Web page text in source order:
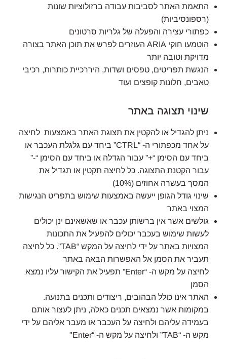
התאמת האתר לסביבות עבודה ברזולוציות שונות
(רספונסיביות)
כפתורי עצירה והפעלה של גלריות סרטונים
הוטמעו חוקי ARIA העוזרים לפרש את תוכן האתר בצורה
מדויקת וטובה יותר
הנגשת תפריטים, טפסים ושדות, היררכיית כותרות, רכיבי
טאבים, חלונות קופצים ועוד
שינוי תצוגה באתר
ניתן להגדיל או להקטין את תצוגת האתר באמצעות לחיצה
על אחד מכפתורי ה- “CTRL” ביחד עם גלגלת העכבר או
ביחד עם הסימן “+” עבור הגדלה או ביחד עם הסימן “-”
עבור הקטנת התצוגה. כל לחיצה תקטין או תגדיל את
המסך בעשרה אחוזים (10%)
שינוי גודל הגופן ייעשה באמצעות שימוש בתפריט הנגישות
המצוי באתר
גולשים אשר אין ברשותן עכבר או שאשאינם ינן יכולים
לעשות שימוש בעכבר יכולים להפעיל את התכונות
המצויות באתר על ידי לחיצה על המקש “TAB”. כל לחיצה
תעביר את הסמן אל האפשרות הבאה באתר
לחיצה על מקש ה- “Enter” תפעיל את הקישור עליו נמצא
הסמן
האתר אינו כולל הבהובים, ריצודים ותכנים בתנועה.
במקומות אשר נמצאים תכנים כאלה, ניתן לעצור אותם
בעמידה עליהם ולחיצה על העכבר או מעבר אליהם על ידי
מקש ה- “TAB” ולחיצה על מקש ה- “Enter"